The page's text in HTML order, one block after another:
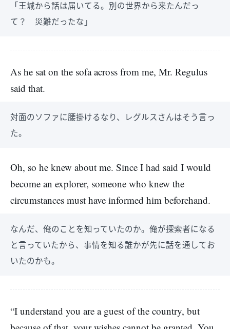
「王城から話は届いてる。別の世界から来たんだっ
て？ 災難だったな」
As he sat on the sofa across from me, Mr. Regulus
said that.
対面のソファに腰掛けるなり、レグルスさんはそう言っ
た。
Oh, so he knew about me. Since I had said I would
become an explorer, someone who knew the
circumstances must have informed him beforehand.
なんだ、俺のことを知っていたのか。俺が探索者になる
と言っていたから、事情を知る誰かが先に話を通してお
いたのかも。
“I understand you are a guest of the country, but